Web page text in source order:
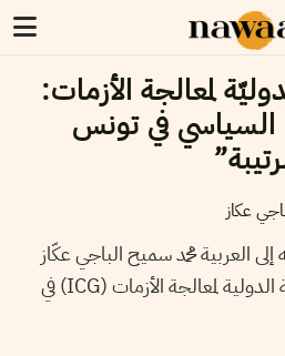
لمعالجة الأزمات:
السياسي في تونس
عكاز
العربية محمد سميح الباجي عكّاز
تناول تقرير نشرته المجموعة الدولية لمعالجة الأزمات (ICG) في